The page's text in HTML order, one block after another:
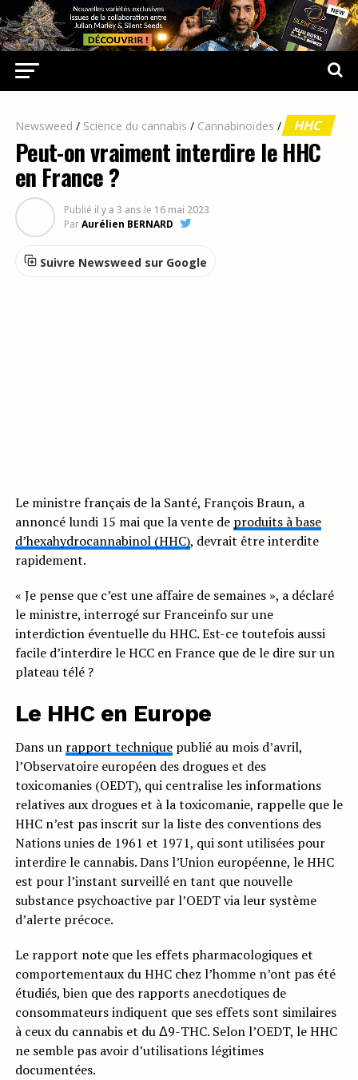
Newsweed / Science du cannabis / Cannabinoïdes / HHC
Peut-on vraiment interdire le HHC
en France ?
Publié il y a 3 ans le 16 mai 2023
ParAurélien BERNARD
Suivre Newsweed sur Google
Le ministre français de la Santé, François Braun, a
annoncé lundi 15 mai que la vente de produits à base
d’hexahydrocannabinol (HHC), devrait être interdite
rapidement.
« Je pense que c’est une affaire de semaines », a déclaré
le ministre, interrogé sur Franceinfo sur une
interdiction éventuelle du HHC. Est-ce toutefois aussi
facile d’interdire le HCC en France que de le dire sur un
plateau télé ?
Le HHC en Europe
Dans un rapport techniquepublié au mois d’avril,
l’Observatoire européen des drogues et des
toxicomanies (OEDT), qui centralise les informations
relatives aux drogues et à la toxicomanie, rappelle que le
HHC n’est pas inscrit sur la liste des conventions des
Nations unies de 1961 et 1971, qui sont utilisées pour
interdire le cannabis. Dans l’Union européenne, le HHC
est pour l’instant surveillé en tant que nouvelle
substance psychoactive par l’OEDT via leur système
d’alerte précoce.
Le rapport note que les effets pharmacologiques et
comportementaux du HHC chez l’homme n’ont pas été
étudiés, bien que des rapports anecdotiques de
consommateurs indiquent que ses effets sont similaires
à ceux du cannabis et du Δ9-THC. Selon l’OEDT, le HHC
ne semble pas avoir d’utilisations légitimes
documentées.